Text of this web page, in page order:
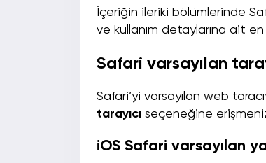
İçeriğin ileriki bölümlerinde
ve kullanım detaylarına ait
Safari varsayılan
Safari’yi varsayılan web
tarayıcı seçeneğine
iOS Safari varsayılan